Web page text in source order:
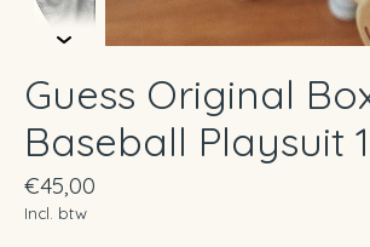
Guess Original
Baseball Playsuit
€45,00
Incl. btw